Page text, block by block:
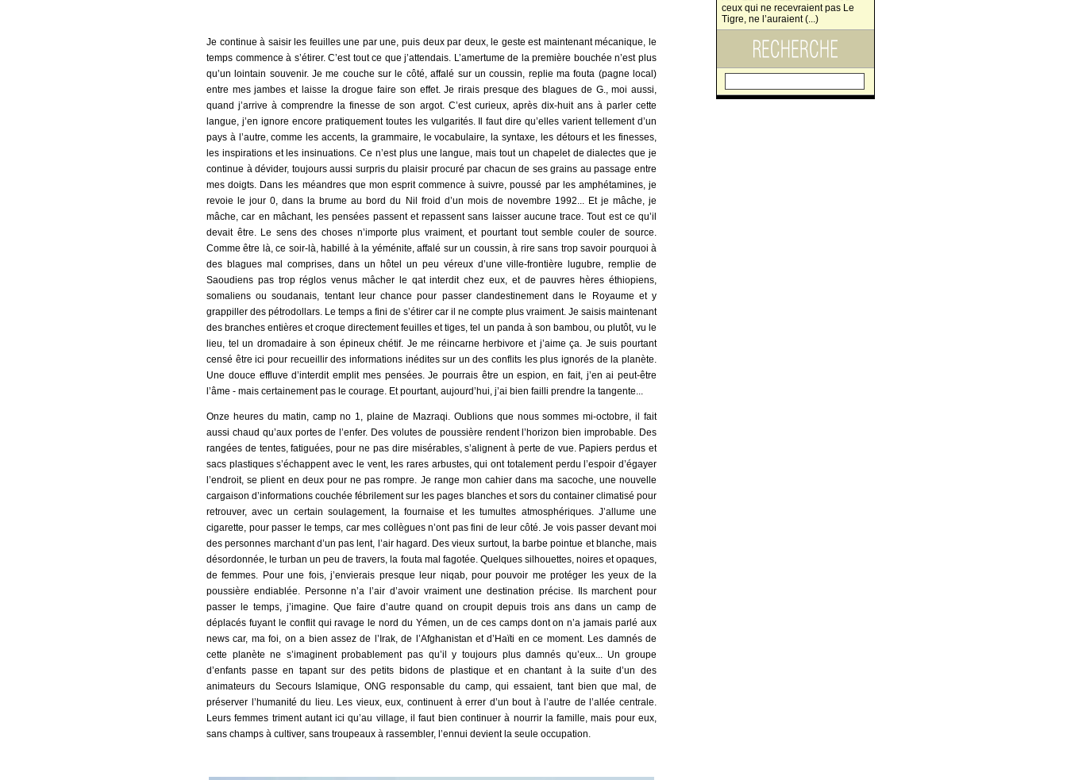
ceux qui ne recevraient pas Le
Tigre, ne l’auraient (...)
Je continue à saisir les feuilles une par une, puis deux par deux, le geste est maintenant mécanique, le
temps commence à s’étirer. C’est tout ce que j’attendais. L’amertume de la première bouchée n’est plus
qu’un lointain souvenir. Je me couche sur le côté, affalé sur un coussin, replie ma fouta (pagne local)
entre mes jambes et laisse la drogue faire son effet. Je rirais presque des blagues de G., moi aussi,
quand j’arrive à comprendre la finesse de son argot. C’est curieux, après dix-huit ans à parler cette
langue, j’en ignore encore pratiquement toutes les vulgarités. Il faut dire qu’elles varient tellement d’un
pays à l’autre, comme les accents, la grammaire, le vocabulaire, la syntaxe, les détours et les finesses,
les inspirations et les insinuations. Ce n’est plus une langue, mais tout un chapelet de dialectes que je
continue à dévider, toujours aussi surpris du plaisir procuré par chacun de ses grains au passage entre
mes doigts. Dans les méandres que mon esprit commence à suivre, poussé par les amphétamines, je
revoie le jour 0, dans la brume au bord du Nil froid d’un mois de novembre 1992... Et je mâche, je
mâche, car en mâchant, les pensées passent et repassent sans laisser aucune trace. Tout est ce qu’il
devait être. Le sens des choses n’importe plus vraiment, et pourtant tout semble couler de source.
Comme être là, ce soir-là, habillé à la yéménite, affalé sur un coussin, à rire sans trop savoir pourquoi à
des blagues mal comprises, dans un hôtel un peu véreux d’une ville-frontière lugubre, remplie de
Saoudiens pas trop réglos venus mâcher le qat interdit chez eux, et de pauvres hères éthiopiens,
somaliens ou soudanais, tentant leur chance pour passer clandestinement dans le Royaume et y
grappiller des pétrodollars. Le temps a fini de s’étirer car il ne compte plus vraiment. Je saisis maintenant
des branches entières et croque directement feuilles et tiges, tel un panda à son bambou, ou plutôt, vu le
lieu, tel un dromadaire à son épineux chétif. Je me réincarne herbivore et j’aime ça. Je suis pourtant
censé être ici pour recueillir des informations inédites sur un des conflits les plus ignorés de la planète.
Une douce effluve d’interdit emplit mes pensées. Je pourrais être un espion, en fait, j’en ai peut-être
l’âme - mais certainement pas le courage. Et pourtant, aujourd’hui, j’ai bien failli prendre la tangente...
Onze heures du matin, camp no 1, plaine de Mazraqi. Oublions que nous sommes mi-octobre, il fait
aussi chaud qu’aux portes de l’enfer. Des volutes de poussière rendent l’horizon bien improbable. Des
rangées de tentes, fatiguées, pour ne pas dire misérables, s’alignent à perte de vue. Papiers perdus et
sacs plastiques s’échappent avec le vent, les rares arbustes, qui ont totalement perdu l’espoir d’égayer
l’endroit, se plient en deux pour ne pas rompre. Je range mon cahier dans ma sacoche, une nouvelle
cargaison d’informations couchée fébrilement sur les pages blanches et sors du container climatisé pour
retrouver, avec un certain soulagement, la fournaise et les tumultes atmosphériques. J’allume une
cigarette, pour passer le temps, car mes collègues n’ont pas fini de leur côté. Je vois passer devant moi
des personnes marchant d’un pas lent, l’air hagard. Des vieux surtout, la barbe pointue et blanche, mais
désordonnée, le turban un peu de travers, la fouta mal fagotée. Quelques silhouettes, noires et opaques,
de femmes. Pour une fois, j’envierais presque leur niqab, pour pouvoir me protéger les yeux de la
poussière endiablée. Personne n’a l’air d’avoir vraiment une destination précise. Ils marchent pour
passer le temps, j’imagine. Que faire d’autre quand on croupit depuis trois ans dans un camp de
déplacés fuyant le conflit qui ravage le nord du Yémen, un de ces camps dont on n’a jamais parlé aux
news car, ma foi, on a bien assez de l’Irak, de l’Afghanistan et d’Haïti en ce moment. Les damnés de
cette planète ne s’imaginent probablement pas qu’il y toujours plus damnés qu’eux... Un groupe
d’enfants passe en tapant sur des petits bidons de plastique et en chantant à la suite d’un des
animateurs du Secours Islamique, ONG responsable du camp, qui essaient, tant bien que mal, de
préserver l’humanité du lieu. Les vieux, eux, continuent à errer d’un bout à l’autre de l’allée centrale.
Leurs femmes triment autant ici qu’au village, il faut bien continuer à nourrir la famille, mais pour eux,
sans champs à cultiver, sans troupeaux à rassembler, l’ennui devient la seule occupation.